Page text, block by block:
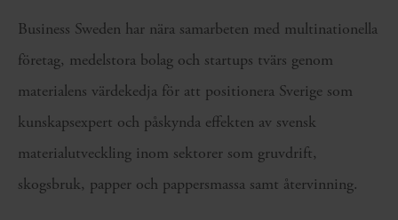
Business Sweden har nära samarbeten med multinationella
företag, medelstora bolag och startups tvärs genom
materialens värdekedja för att positionera Sverige som
kunskapsexpert och påskynda effekten av svensk
materialutveckling inom sektorer som gruvdrift,
skogsbruk, papper och pappersmassa samt återvinning.